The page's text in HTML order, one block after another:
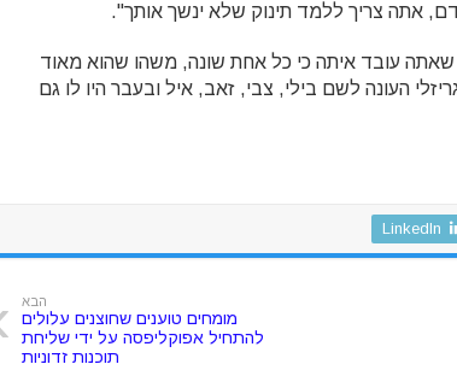
אתה צריך ללמד תינוק שלא ינשך אותך".
עובד איתה כי כל אחת שונה, משהו שהוא מאוד
העונה לשם בילי, צבי, זאב, איל ובעבר היו לו גם
LinkedIn
הבא
מומחים טוענים שחוצנים עלולים
להתחיל אפוקליפסה על ידי שליחת
תוכנות זדוניות